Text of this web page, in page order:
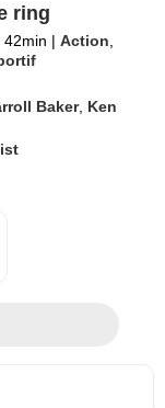
ring
42min | Action
Baker, Ken